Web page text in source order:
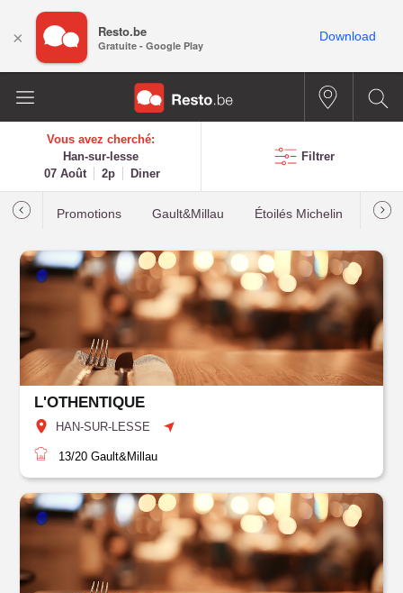
Vous avez cherché:
Han-sur-lesse
07 Août
2p Diner
Filtrer
Promotions Gault&Millau Étoilés Michelin Les
L'OTHENTIQUE
HAN-SUR-LESSE
13/20 Gault&Millau
× Resto.be
Gratuite - Google Play
Download